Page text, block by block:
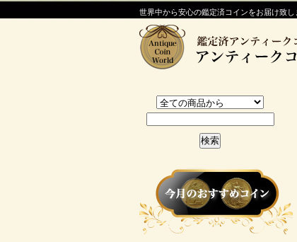
世界中から安心の鑑定済コインをお届け致